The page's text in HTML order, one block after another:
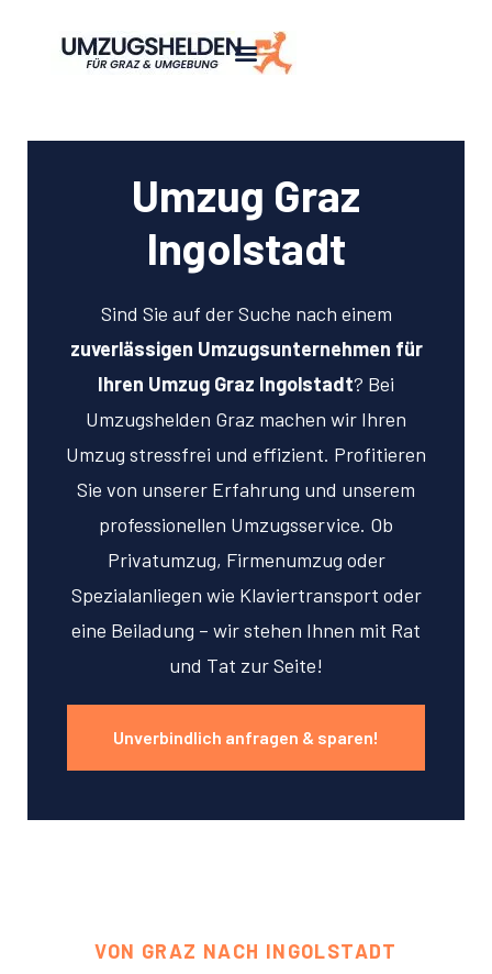
Umzug Graz
Ingolstadt
Sind Sie auf der Suche nach einem
zuverlässigen Umzugsunternehmen für
Ihren Umzug Graz Ingolstadt? Bei
Umzugshelden Graz machen wir Ihren
Umzug stressfrei und effizient. Profitieren
Sie von unserer Erfahrung und unserem
professionellen Umzugsservice. Ob
Privatumzug, Firmenumzug oder
Spezialanliegen wie Klaviertransport oder
eine Beiladung – wir stehen Ihnen mit Rat
und Tat zur Seite!
Unverbindlich anfragen & sparen!
VON GRAZ NACH INGOLSTADT